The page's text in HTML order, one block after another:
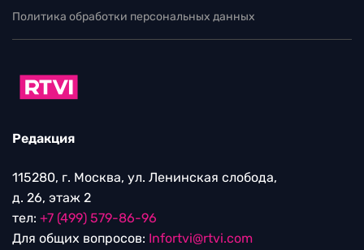
Политика обработки персональных данных
Редакция
115280, г. Москва, ул. Ленинская слобода,
д. 26, этаж 2
тел: +7 (499) 579-86-96
Для общих вопросов: Infortvi@rtvi.com